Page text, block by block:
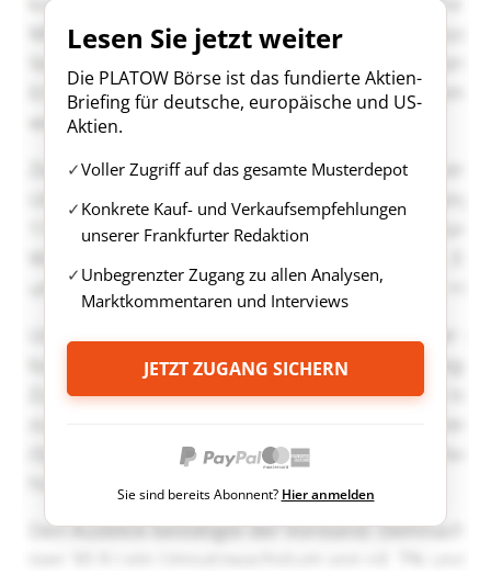
Lesen Sie jetzt weiter
Die PLATOW Börse ist das fundierte Aktien-
Briefing für deutsche, europäische und US-
Aktien.
Voller Zugriff auf das gesamte Musterdepot
Konkrete Kauf- und Verkaufsempfehlungen
unserer Frankfurter Redaktion
Unbegrenzter Zugang zu allen Analysen,
Marktkommentaren und Interviews
JETZT ZUGANG SICHERN
Sie sind bereits Abonnent? Hier anmelden